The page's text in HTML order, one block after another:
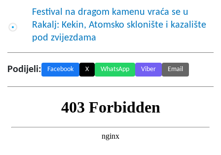
Festival na dragom kamenu vraća se u
Rakalj: Kekin, Atomsko sklonište i kazalište
pod zvijezdama
Podijeli: Facebook X WhatsApp Viber Email